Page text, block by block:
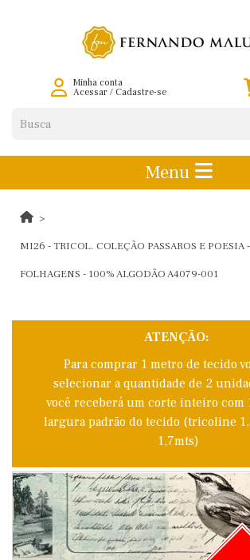
Minha conta
Acessar/ Cadastre-se
Menu
MI26 - TRICOL. COLEÇÃO PASSAROS E POESIA
FOLHAGENS - 100% ALGODÃO A4079-001
ATENÇÃO:
Para comprar 1 metro de tecido
selecionar a quantidade de 2
você receberá um corte inteiro com
largura padrão do tecido (tricoline
1,7mts)